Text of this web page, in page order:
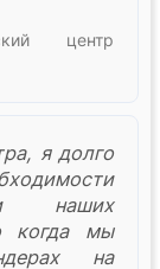
центр
я долго
наших
когда мы
на